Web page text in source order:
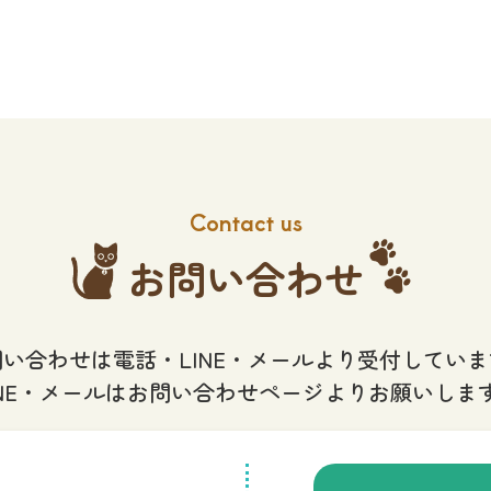
Contact us
お問い合わせ
合わせは電話・LINE・メールより受付していま
・メールはお問い合わせページよりお願いしま